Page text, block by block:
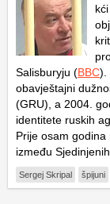
Salisburyju (BBC).
obavještajni
(GRU), a 2004.
identitete ruskih
Prije osam
između
Sergej Skripal špijuni